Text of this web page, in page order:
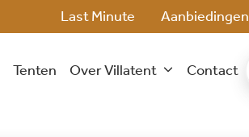
Last Minute Aanbiedingen
Tenten Over Villatent Contact